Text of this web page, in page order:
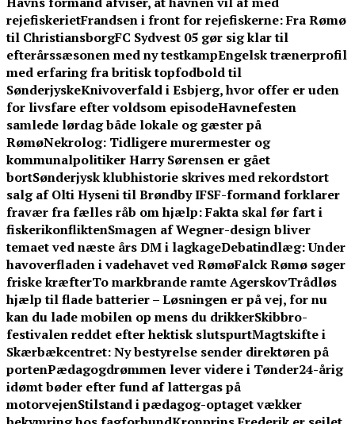
rejefiskerietFrandsen i front for rejefiskerne: Fra Rømø
til ChristiansborgFC Sydvest 05 gør sig klar til
efterårssæsonen med ny testkampEngelsk trænerprofil
med erfaring fra britisk topfodbold til
SønderjyskeKnivoverfald i Esbjerg, hvor offer er uden
for livsfare efter voldsom episodeHavnefesten
samlede lørdag både lokale og gæster på
RømøNekrolog: Tidligere murermester og
kommunalpolitiker Harry Sørensen er gået
bortSønderjysk klubhistorie skrives med rekordstort
salg af Olti Hyseni til Brøndby IFSF-formand forklarer
fravær fra fælles råb om hjælp: Fakta skal før fart i
fiskerikonfliktenSmagen af Wegner-design bliver
temaet ved næste års DM i lagkageDebatindlæg: Under
havoverfladen i vadehavet ved RømøFalck Rømø søger
friske kræfterTo markbrande ramte AgerskovTrådløs
hjælp til flade batterier – Løsningen er på vej, for nu
kan du lade mobilen op mens du drikkerSkibbro-
festivalen reddet efter hektisk slutspurtMagtskifte i
Skærbækcentret: Ny bestyrelse sender direktøren på
portenPædagogdrømmen lever videre i Tønder24-årig
idømt bøder efter fund af lattergas på
motorvejenStilstand i pædagog-optaget vækker